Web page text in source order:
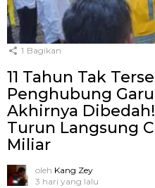
1 Bagikan
11 Tahun Tak
Penghubung
Akhirnya
Turun Langsung
Miliar
oleh Kang Zey
3 hari yang lalu